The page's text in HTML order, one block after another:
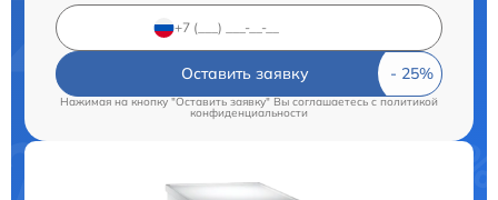
Оставить заявку
Нажимая на кнопку "Оставить заявку" Вы соглашаетесь cполитикой
конфиденциальности